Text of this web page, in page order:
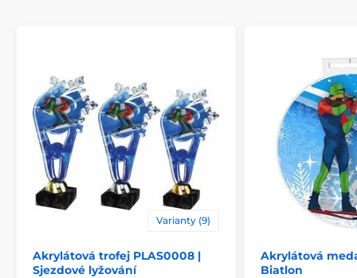
Varianty (9)
Akrylátová trofej PLAS0008 |
Sjezdové lyžování
Akrylátová
Biatlon